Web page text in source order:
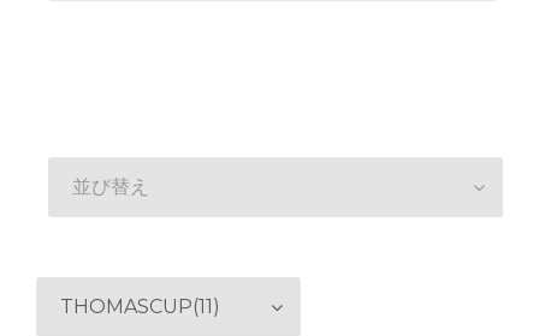
並び替え
THOMASCUP(11)